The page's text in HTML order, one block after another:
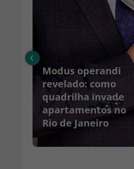
Modus operandi
revelado: como
quadrilha invade
apartamentos no
Rio de Janeiro
‹